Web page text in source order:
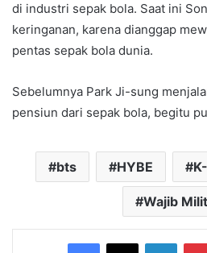
di industri sepak bola. Saat ini
keringanan, karena dianggap
pentas sepak bola dunia.
Sebelumnya Park Ji-sung
pensiun dari sepak bola, begitu
bts HYBE
Wajib
Facebook
X